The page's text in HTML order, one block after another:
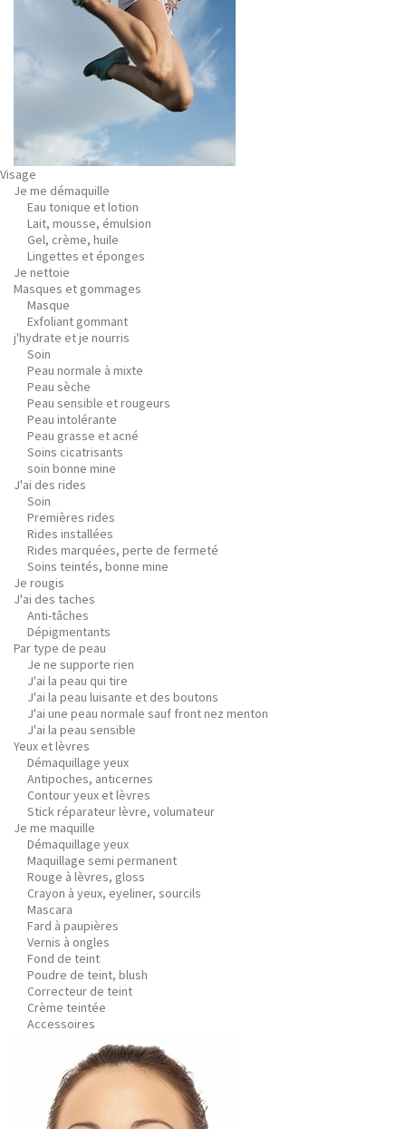
Visage
Je me démaquille
Eau tonique et lotion
Lait, mousse, émulsion
Gel, crème, huile
Lingettes et éponges
Je nettoie
Masques et gommages
Masque
Exfoliant gommant
j'hydrate et je nourris
Soin
Peau normale à mixte
Peau sèche
Peau sensible et rougeurs
Peau intolérante
Peau grasse et acné
Soins cicatrisants
soin bonne mine
J'ai des rides
Soin
Premières rides
Rides installées
Rides marquées, perte de fermeté
Soins teintés, bonne mine
Je rougis
J'ai des taches
Anti-tâches
Dépigmentants
Par type de peau
Je ne supporte rien
J'ai la peau qui tire
J'ai la peau luisante et des boutons
J'ai une peau normale sauf front nez menton
J'ai la peau sensible
Yeux et lèvres
Démaquillage yeux
Antipoches, anticernes
Contour yeux et lèvres
Stick réparateur lèvre, volumateur
Je me maquille
Démaquillage yeux
Maquillage semi permanent
Rouge à lèvres, gloss
Crayon à yeux, eyeliner, sourcils
Mascara
Fard à paupières
Vernis à ongles
Fond de teint
Poudre de teint, blush
Correcteur de teint
Crème teintée
Accessoires